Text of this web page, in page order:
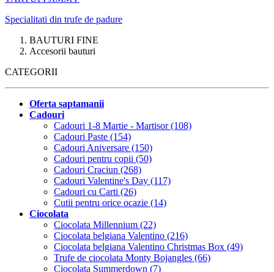
Specialitati din trufe de padure
BAUTURI FINE
Accesorii bauturi
CATEGORII
Oferta saptamanii
Cadouri
Cadouri 1-8 Martie - Martisor (108)
Cadouri Paste (154)
Cadouri Aniversare (150)
Cadouri pentru copii (50)
Cadouri Craciun (268)
Cadouri Valentine's Day (117)
Cadouri cu Carti (26)
Cutii pentru orice ocazie (14)
Ciocolata
Ciocolata Millennium (22)
Ciocolata belgiana Valentino (216)
Ciocolata belgiana Valentino Christmas Box (49)
Trufe de ciocolata Monty Bojangles (66)
Ciocolata Summerdown (7)